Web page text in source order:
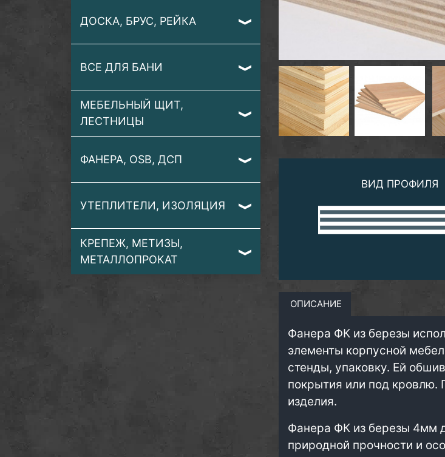
ДОСКА, БРУС, РЕЙКА
ВСЕ ДЛЯ БАНИ
МЕБЕЛЬНЫЙ ЩИТ,
ЛЕСТНИЦЫ
ФАНЕРА, OSB, ДСП
УТЕПЛИТЕЛИ, ИЗОЛЯЦИЯ
КРЕПЕЖ, МЕТИЗЫ,
МЕТАЛЛОПРОКАТ
ВИД ПРОФИЛЯ
ОПИСАНИЕ
Фанера ФК из березы
элементы корпусной
стенды, упаковку. Ей
покрытия или под кровлю.
изделия.
Фанера ФК из березы 4мм
природной прочности и